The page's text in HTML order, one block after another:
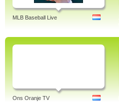
MLB Baseball Live
Ons Oranje TV